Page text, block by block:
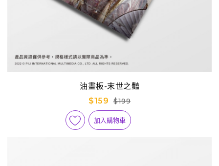
油畫板-末世之豔
$159
$199
加入購物車